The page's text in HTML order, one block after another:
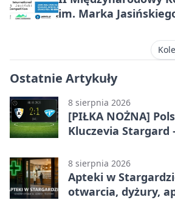
im. Marka
Ostatnie Artykuły
8 sierpnia 2026
[PIŁKA NOŻNA]
Kluczevia Stargard
Lidze Grupa 2
8 sierpnia 2026
Apteki w
otwarcia, dyżury,